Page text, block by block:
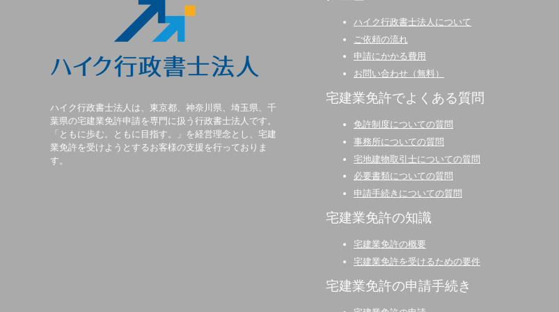
ハイク行政書士法人は、東京都、神奈川県、埼玉県、千
葉県の宅建業免許申請を専門に扱う行政書士法人です。
「ともに歩む。ともに目指す。」を経営理念とし、宅建
業免許を受けようとするお客様の支援を行っておりま
す。
ハイク行政書士法人について
ご依頼の流れ
申請にかかる費用
お問い合わせ（無料）
宅建業免許でよくある質問
免許制度についての質問
事務所についての質問
宅地建物取引士についての質問
必要書類についての質問
申請手続きについての質問
宅建業免許の知識
宅建業免許の概要
宅建業免許を受けるための要件
宅建業免許の申請手続き